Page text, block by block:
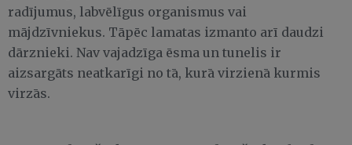
radījumus, labvēlīgus organismus vai
mājdzīvniekus. Tāpēc lamatas izmanto arī daudzi
dārznieki. Nav vajadzīga ēsma un tunelis ir
aizsargāts neatkarīgi no tā, kurā virzienā kurmis
virzās.